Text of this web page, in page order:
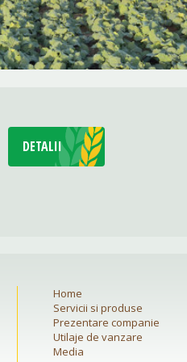
DETALII
Home
Servicii si produse
Prezentare companie
Utilaje de vanzare
Media